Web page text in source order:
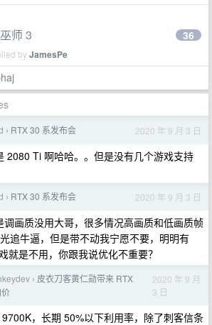
师 3
byJamesPe
36
› RTX 30 系发布会 2020 年 9 月 3 日
2080 Ti 啊哈哈。。但是没有几个游戏支持
› RTX 30 系发布会 2020 年 9 月 3 日
调画质没用大哥，很多情况高画质和低画质帧
追牛逼，但是带不动我宁愿不要，明明有
就是不用，你跟我说优化不重要？
› 皮衣刀客黄仁勋带来 RTX
2020 年 9 月
3 日
，长期 50%以下利用率，除了刺客信条